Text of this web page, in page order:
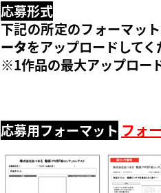
応募形式
下記の所定のフォーマッ
ータをアップロードしてく
※1作品の最大アップロー
応募用フォーマット フォ